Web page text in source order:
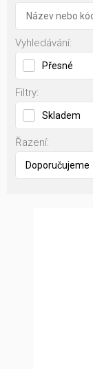
Vyhledávání:
Přesné
Filtry:
Skladem
Řazení: